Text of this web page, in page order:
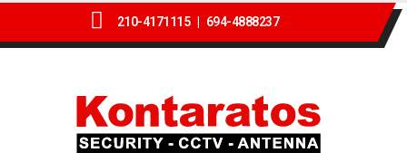
210-4171115 | 694-4888237